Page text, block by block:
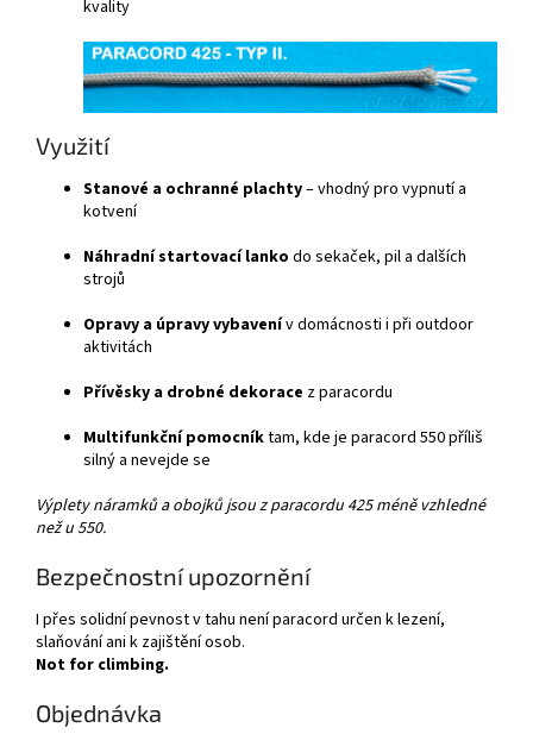
kvality
Využití
Stanové a ochranné plachty– vhodný pro vypnutí a
kotvení
Náhradní startovací lanko do sekaček, pil a dalších
strojů
Opravy a úpravy vybavenív domácnosti i při outdoor
aktivitách
Přívěsky a drobné dekorace z paracordu
Multifunkční pomocníktam, kde je paracord 550 příliš
silný a nevejde se
Výplety náramků a obojků jsou z paracordu 425 méně vzhledné
než u 550.
Bezpečnostní upozornění
I přes solidní pevnost v tahu není paracord určen k lezení,
slaňování ani k zajištění osob.
Not for climbing.
Objednávka